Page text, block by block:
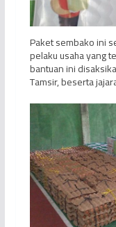
Paket sembako ini
pelaku usaha yang
bantuan ini
Tamsir, beserta